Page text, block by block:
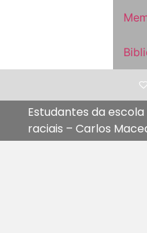
Estudantes da
raciais – Carlos